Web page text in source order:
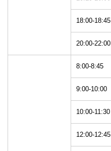
18:00-18:45
20:00-22:00
8:00-8:45
9:00-10:00
10:00-11:30
12:00-12:45